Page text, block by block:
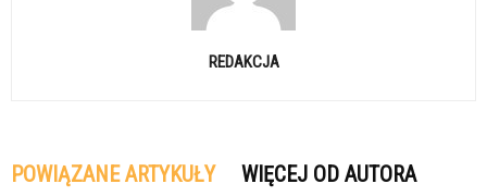
REDAKCJA
POWIĄZANE ARTYKUŁY WIĘCEJ OD AUTORA